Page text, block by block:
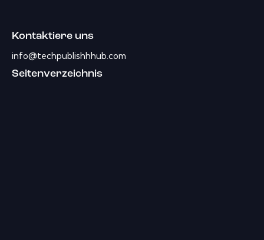
Kontaktiere uns
info@techpublishhhub.com
Seitenverzeichnis